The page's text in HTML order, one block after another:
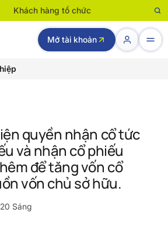
Khách hàng tổ chức
Mở tài khoản
quyền nhận cổ tức
và nhận cổ phiếu
để tăng vốn cổ
vốn chủ sở hữu.
Sáng